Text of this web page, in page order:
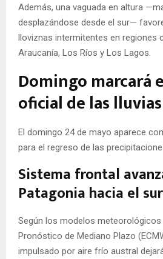
Además, una vaguada en altura
desplazándose desde el sur—
lloviznas intermitentes en regiones
Araucanía, Los Ríos y Los Lagos.
Domingo marcará
oficial de las lluvias
El domingo 24 de mayo aparece
para el regreso de las
Sistema frontal
Patagonia hacia el sur
Según los modelos meteorológicos
Pronóstico de Mediano Plazo
impulsado por aire frío austral